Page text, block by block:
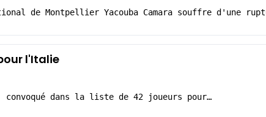
de Montpellier Yacouba Camara souffre d'une
l'Italie
convoqué dans la liste de 42 joueurs pour…